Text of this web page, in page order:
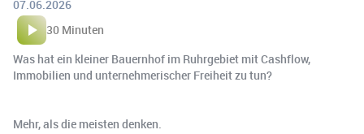
07.06.2026
30 Minuten
Was hat ein kleiner Bauernhof im Ruhrgebiet mit Cashflow,
Immobilien und unternehmerischer Freiheit zu tun?
Mehr, als die meisten denken.